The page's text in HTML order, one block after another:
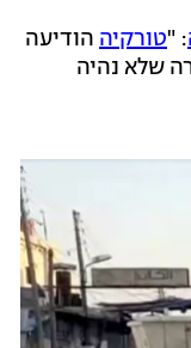
: "טורקיה הודיעה
שלא נהיה